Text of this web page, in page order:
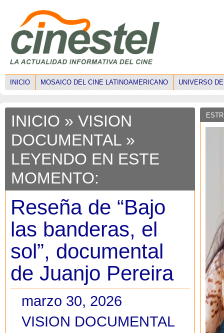
INICIO MOSAICO DEL CINE LATINOAMERICANO UNIVERSO
INICIO » VISION
DOCUMENTAL »
LEYENDO EN ESTE
MOMENTO:
Reseña de “Bajo
las banderas, el
sol”, documental
de Juanjo Pereira
marzo 30, 2026
VISION DOCUMENTAL